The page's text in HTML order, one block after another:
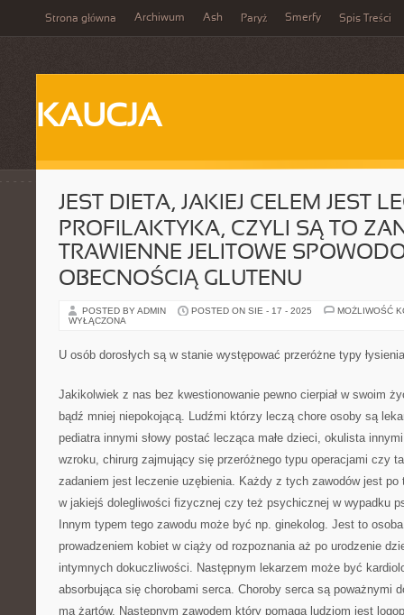
Strona główna Archiwum Ash Paryż Smerfy Spis Treści
KAUCJA
JEST DIETA, JAKIEJ CELEM JEST
PROFILAKTYKA, CZYLI SĄ TO
TRAWIENNE JELITOWE
OBECNOŚCIĄ GLUTENU
POSTED BY ADMIN POSTED ON SIE - 17 - 2025
MOŻLIWOŚĆ
WYŁĄCZONA
U osób dorosłych są w stanie występować przeróżne typy łysienia
Jakikolwiek z nas bez kwestionowanie pewno cierpiał w swoim
bądź mniej niepokojącą. Ludźmi którzy leczą chore osoby są
pediatra innymi słowy postać lecząca małe dzieci, okulista
wzroku, chirurg zajmujący się przeróżnego typu operacjami czy
zadaniem jest leczenie uzębienia. Każdy z tych zawodów jest po
w jakiejś dolegliwości fizycznej czy też psychicznej w wypadku
Innym typem tego zawodu może być np. ginekolog. Jest to
prowadzeniem kobiet w ciąży od rozpoznania aż po urodzenie
intymnych dokuczliwości. Następnym lekarzem może być
absorbująca się chorobami serca. Choroby serca są poważnymi
ma żartów. Następnym zawodem który pomaga ludziom jest